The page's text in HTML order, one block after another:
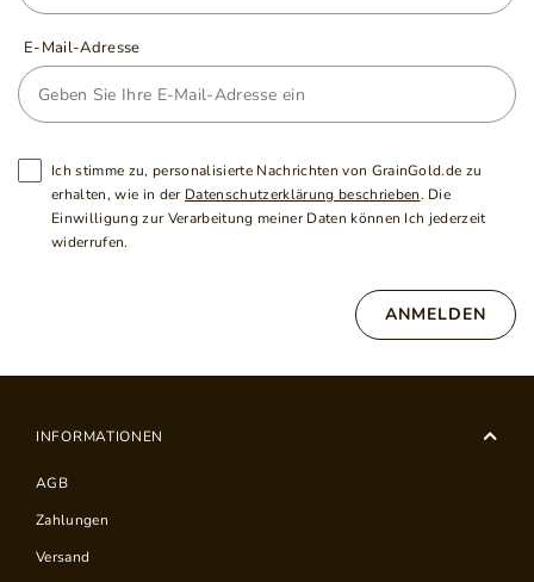
E-Mail-Adresse
Ich stimme zu, personalisierte Nachrichten von GrainGold.de zu
erhalten, wie in der Datenschutzerklärung beschrieben. Die
Einwilligung zur Verarbeitung meiner Daten können Ich jederzeit
widerrufen.
ANMELDEN
INFORMATIONEN
AGB
Zahlungen
Versand